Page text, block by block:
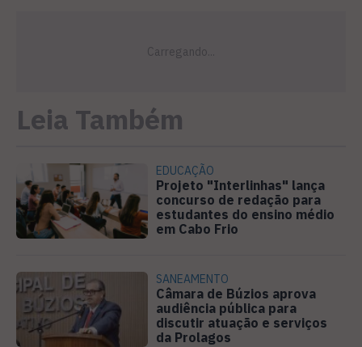
Leia Também
EDUCAÇÃO
Projeto "Interlinhas" lança
concurso de redação para
estudantes do ensino médio
em Cabo Frio
SANEAMENTO
Câmara de Búzios aprova
audiência pública para
discutir atuação e serviços
da Prolagos